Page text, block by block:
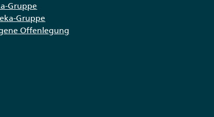
Gruppe
Gruppe
Offenlegung